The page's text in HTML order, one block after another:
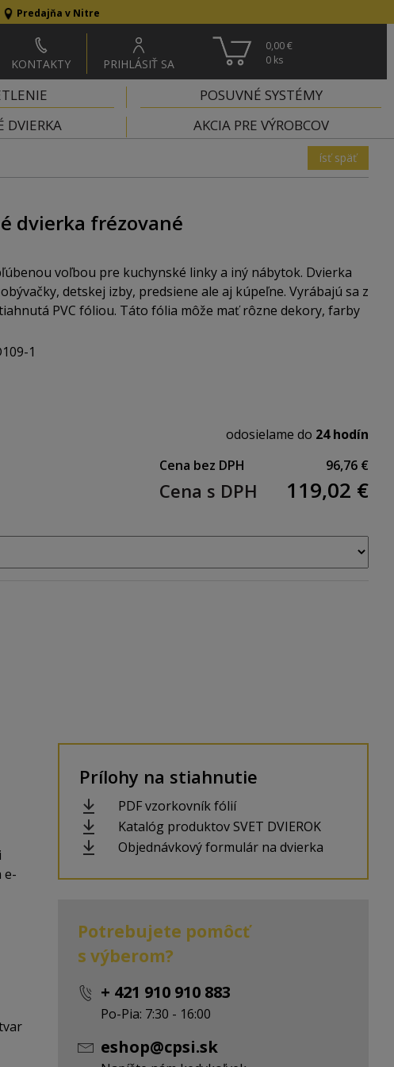
Predajňa v Nitre
KONTAKTY PRIHLÁSIŤ SA
0,00 €
0 ks
POSUVNÉ SYSTÉMY
DVIERKA AKCIA PRE VÝROBCOV
ísť späť
dvierka frézované
voľbou pre kuchynské linky a iný nábytok. Dvierka
detskej izby, predsiene ale aj kúpeľne. Vyrábajú sa z
PVC fóliou. Táto fólia môže mať rôzne dekory, farby
1
odosielame do 24 hodín
Cena bez DPH
96,76 €
Cena s DPH 119,02 €
e-
Prílohy na stiahnutie
PDF vzorkovník fólií
Katalóg produktov SVET DVIEROK
Objednávkový formulár na dvierka
Potrebujete pomôcť
s výberom?
+ 421 910 910 883
Po-Pia: 7:30 - 16:00
eshop@cpsi.sk